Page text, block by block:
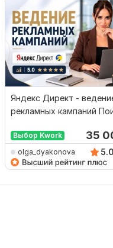
Яндекс Директ -
рекламных кампаний
Выбор Kwork 35
olga_dyakonova 5.0